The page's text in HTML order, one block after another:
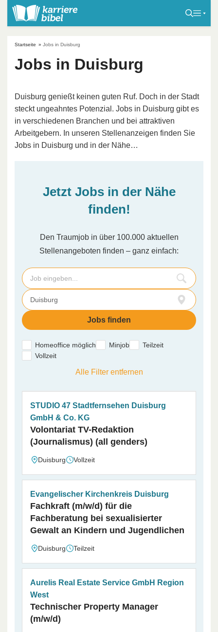
Startseite » Jobs in Duisburg
Jobs in Duisburg
Duisburg genießt keinen guten Ruf. Doch in der Stadt
steckt ungeahntes Potenzial. Jobs in Duisburg gibt es
in verschiedenen Branchen und bei attraktiven
Arbeitgebern. In unseren Stellenanzeigen finden Sie
Jobs in Duisburg und in der Nähe…
Jetzt Jobs in der Nähe
finden!
Den Traumjob in über 100.000 aktuellen
Stellenangeboten finden – ganz einfach:
Homeoffice möglich Minjob
Teilzeit
Vollzeit
Alle Filter entfernen
STUDIO 47 Stadtfernsehen Duisburg
GmbH & Co. KG
Volontariat TV-Redaktion
(Journalismus) (all genders)
Duisburg Vollzeit
Evangelischer Kirchenkreis Duisburg
Fachkraft (m/w/d) für die
Fachberatung bei sexualisierter
Gewalt an Kindern und Jugendlichen
Duisburg Teilzeit
Aurelis Real Estate Service GmbH Region
West
Technischer Property Manager
(m/w/d)